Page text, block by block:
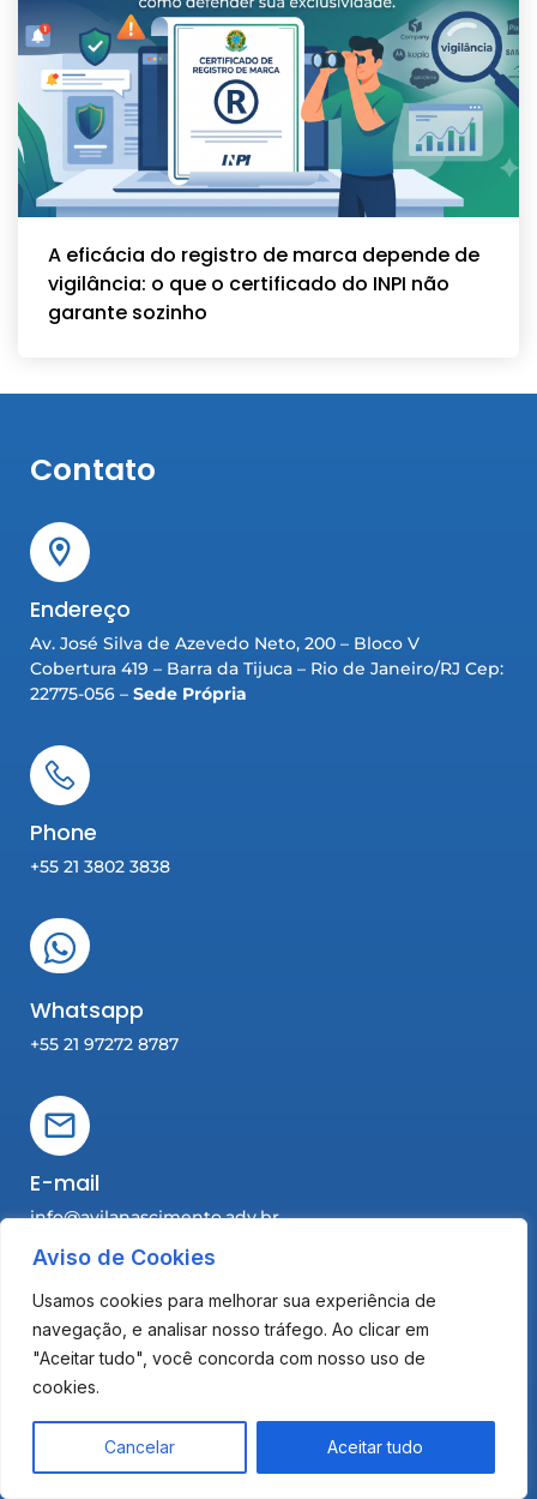
Aviso de Cookies
Usamos cookies para melhorar sua experiência de
navegação, e analisar nosso tráfego. Ao clicar em
"Aceitar tudo", você concorda com nosso uso de
cookies.
Cancelar Aceitar tudo
A eficácia do registro de marca depende de
vigilância: o que o certificado do INPI não
garante sozinho
Contato
Endereço
Av. José Silva de Azevedo Neto, 200 – Bloco V
Cobertura 419 – Barra da Tijuca – Rio de Janeiro/RJ Cep:
22775-056 – Sede Própria
Phone
+55 21 3802 3838
Whatsapp
+55 21 97272 8787
E-mail
info@avilanascimento.adv.br
F
a
c
e
b
o
o
-
n
s
t
a
r
a
m
L
i
n
k
e
i
-
Como podemos ajudar?
Preencha o formulário abaixo para falar com um
especialista.
PT Olá, precisa de ajuda?